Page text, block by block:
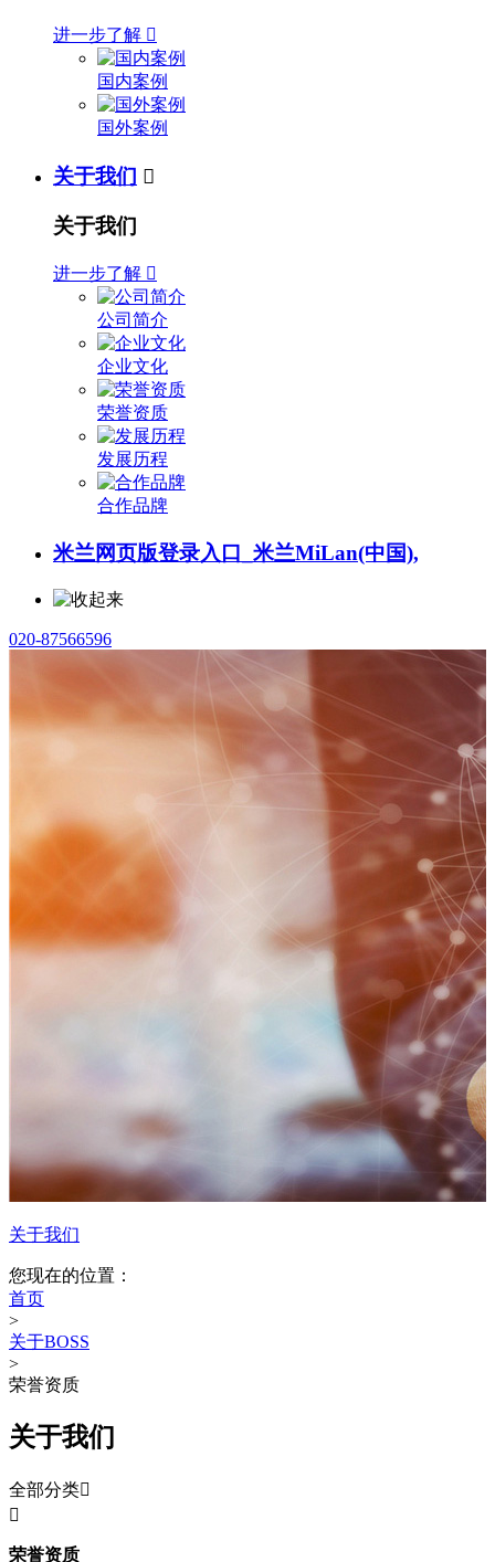
进一步了解 
国内案例
国外案例
关于我们 
关于我们
进一步了解 
公司简介
企业文化
荣誉资质
发展历程
合作品牌
米兰网页版登录入口_米兰MiLan(中国),
020-87566596
关于我们
您现在的位置：
首页
>
关于BOSS
>
荣誉资质
关于我们
全部分类

荣誉资质